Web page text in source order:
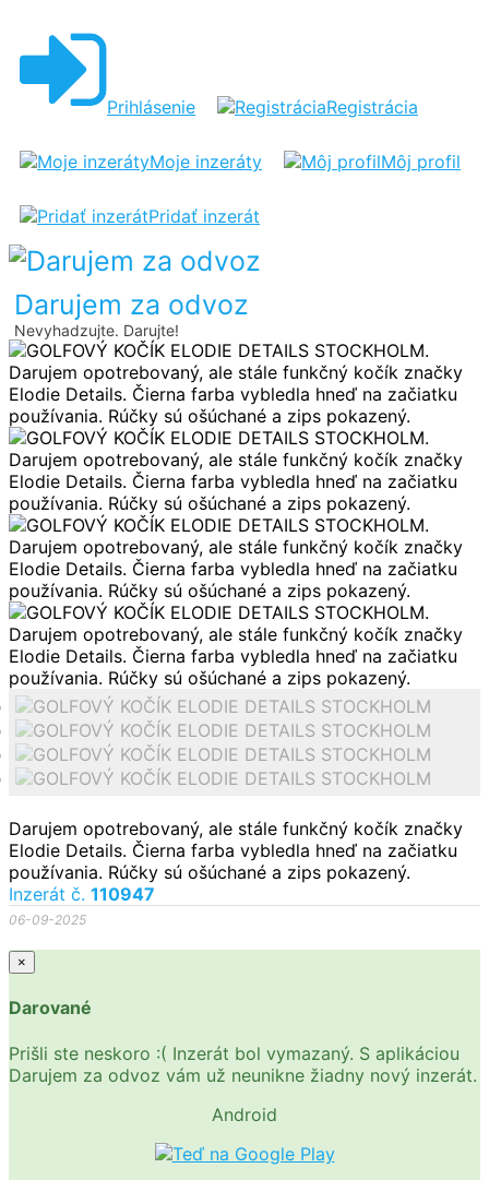
Prihlásenie Registrácia
Moje inzeráty Môj profil
Pridať inzerát
Darujem za odvoz
Nevyhadzujte. Darujte!
ELODIE
STOCKHOLM
Darujem opotrebovaný, ale stále funkčný kočík značky
Elodie Details. Čierna farba vybledla hneď na začiatku
používania. Rúčky sú ošúchané a zips pokazený.
Inzerát č. 110947
06-09-2025
×
Darované
Prišli ste neskoro :( Inzerát bol vymazaný. S aplikáciou
Darujem za odvoz vám už neunikne žiadny nový inzerát.
Android